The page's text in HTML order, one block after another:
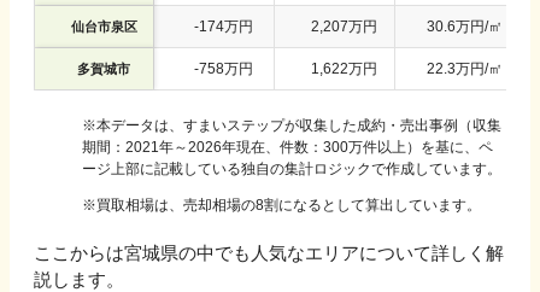
仙台市泉区 -174万円 2,207万円 30.6万円/㎡
多賀城市 -758万円 1,622万円 22.3万円/㎡
※本データは、すまいステップが収集した成約・売出事例（収集
期間：2021年～2026年現在、件数：300万件以上）を基に、ペ
ージ上部に記載している独自の集計ロジックで作成しています。
※買取相場は、売却相場の8割になるとして算出しています。
ここからは宮城県の中でも人気なエリアについて詳しく解
説します。